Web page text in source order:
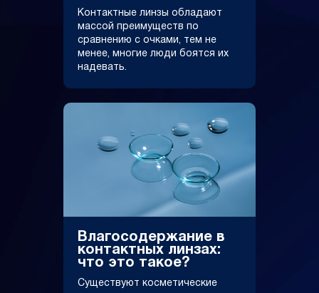
Контактные линзы обладают
массой преимуществ по
сравнению с очками, тем не
менее, многие люди боятся их
надевать.
Влагосодержание в
контактных линзах:
что это такое?
Существуют косметические